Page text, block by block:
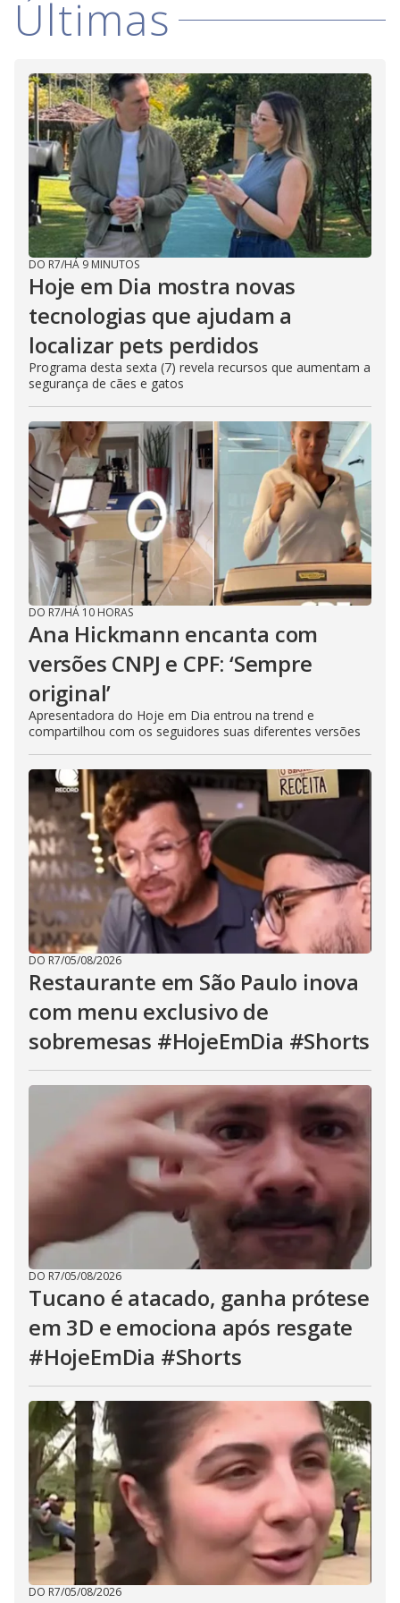
i
d
e
o
Últimas
DO R7/HÁ 9 MINUTOS
Hoje em Dia mostra novas
tecnologias que ajudam a
localizar pets perdidos
Programa desta sexta (7) revela recursos que aumentam a
segurança de cães e gatos
DO R7/HÁ 10 HORAS
Ana Hickmann encanta com
versões CNPJ e CPF: ‘Sempre
original’
Apresentadora do Hoje em Dia entrou na trend e
compartilhou com os seguidores suas diferentes versões
DO R7/05/08/2026
Restaurante em São Paulo inova
com menu exclusivo de
sobremesas #HojeEmDia #Shorts
DO R7/05/08/2026
Tucano é atacado, ganha prótese
em 3D e emociona após resgate
#HojeEmDia #Shorts
DO R7/05/08/2026